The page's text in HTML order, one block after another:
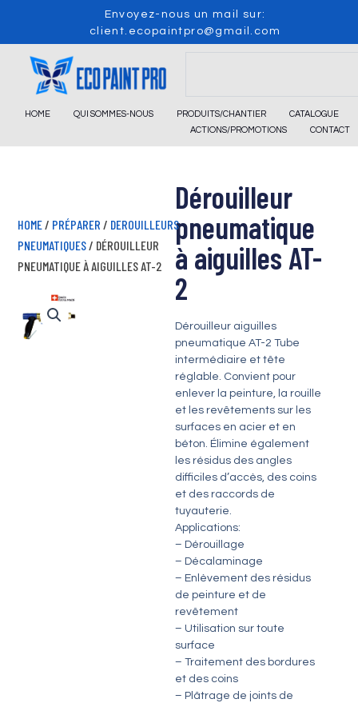
content
Envoyez-nous un mail sur:
client.ecopaintpro@gmail.com
HOME QUI SOMMES-NOUS PRODUITS/CHANTIER
CATALOGUE
ACTIONS/PROMOTIONS
CONTACT
Dérouilleur
pneumatique
à aiguilles AT-
2
Dérouilleur aiguilles
pneumatique AT-2 Tube
intermédiaire et tête
réglable. Convient pour
enlever la peinture, la rouille
et les revêtements sur les
surfaces en acier et en
béton. Élimine également
les résidus des angles
difficiles d’accès, des coins
et des raccords de
tuyauterie.
Applications:
– Dérouillage
– Décalaminage
– Enlèvement des résidus
de peinture et de
revêtement
– Utilisation sur toute
surface
– Traitement des bordures
et des coins
– Plâtrage de joints de
HOME / PRÉPARER / DEROUILLEURS
PNEUMATIQUES / DÉROUILLEUR
PNEUMATIQUE À AIGUILLES AT-2